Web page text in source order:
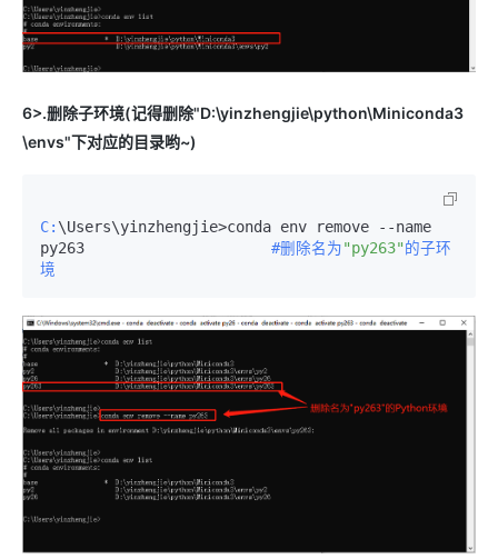
6>.删除子环境(记得删除"D:\yinzhengjie\python\Miniconda3
\envs"下对应的目录哟~)
C: \Users\yinzhengjie>conda env remove --name
py263 #删除名为"py263"的子环
境